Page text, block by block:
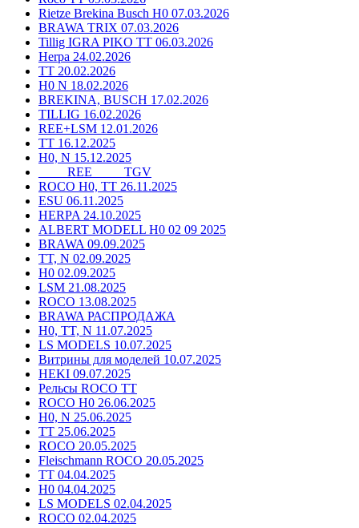
Rietze Brekina Busch H0 07.03.2026
BRAWA TRIX 07.03.2026
Tillig IGRA PIKO TT 06.03.2026
Herpa 24.02.2026
TT 20.02.2026
H0 N 18.02.2026
BREKINA, BUSCH 17.02.2026
TILLIG 16.02.2026
REE+LSM 12.01.2026
TT 16.12.2025
H0, N 15.12.2025
____ REE ____ TGV
ROCO H0, TT 26.11.2025
ESU 06.11.2025
HERPA 24.10.2025
ALBERT MODELL H0 02 09 2025
BRAWA 09.09.2025
TT, N 02.09.2025
H0 02.09.2025
LSM 21.08.2025
ROCO 13.08.2025
BRAWA РАСПРОДАЖА
H0, TT, N 11.07.2025
LS MODELS 10.07.2025
Витрины для моделей 10.07.2025
HEKI 09.07.2025
Рельсы ROCO TT
ROCO H0 26.06.2025
H0, N 25.06.2025
TT 25.06.2025
ROCO 20.05.2025
Fleischmann ROCO 20.05.2025
TT 04.04.2025
H0 04.04.2025
LS MODELS 02.04.2025
ROCO 02.04.2025